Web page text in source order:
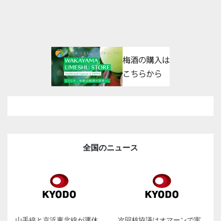
全国のニュース